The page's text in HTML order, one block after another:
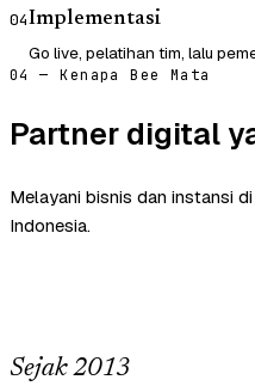
04Implementasi
Go live, pelatihan tim, lalu
04 — Kenapa Bee Mata
Partner digital
Melayani bisnis dan instansi
Indonesia.
Sejak 2013